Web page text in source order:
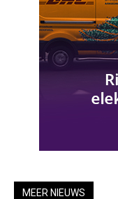
MEER NIEUWS